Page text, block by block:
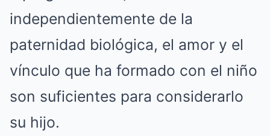
independientemente de la
paternidad biológica, el amor y el
vínculo que ha formado con el niño
son suficientes para considerarlo
su hijo.